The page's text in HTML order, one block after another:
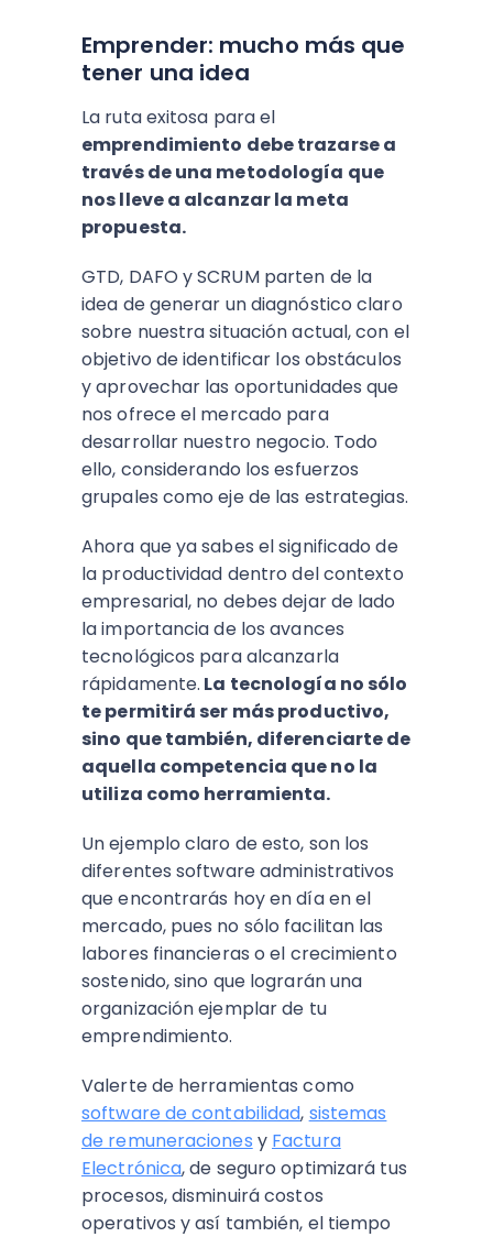
Emprender: mucho más que
tener una idea
La ruta exitosa para el
emprendimiento debe trazarse a
través de una metodología que
nos lleve a alcanzar la meta
propuesta.
GTD, DAFO y SCRUM parten de la
idea de generar un diagnóstico claro
sobre nuestra situación actual, con el
objetivo de identificar los obstáculos
y aprovechar las oportunidades que
nos ofrece el mercado para
desarrollar nuestro negocio. Todo
ello, considerando los esfuerzos
grupales como eje de las estrategias.
Ahora que ya sabes el significado de
la productividad dentro del contexto
empresarial, no debes dejar de lado
la importancia de los avances
tecnológicos para alcanzarla
rápidamente. La tecnología no sólo
te permitirá ser más productivo,
sino que también, diferenciarte de
aquella competencia que no la
utiliza como herramienta.
Un ejemplo claro de esto, son los
diferentes software administrativos
que encontrarás hoy en día en el
mercado, pues no sólo facilitan las
labores financieras o el crecimiento
sostenido, sino que lograrán una
organización ejemplar de tu
emprendimiento.
Valerte de herramientas como
software de contabilidad, sistemas
de remuneraciones y Factura
Electrónica, de seguro optimizará tus
procesos, disminuirá costos
operativos y así también, el tiempo